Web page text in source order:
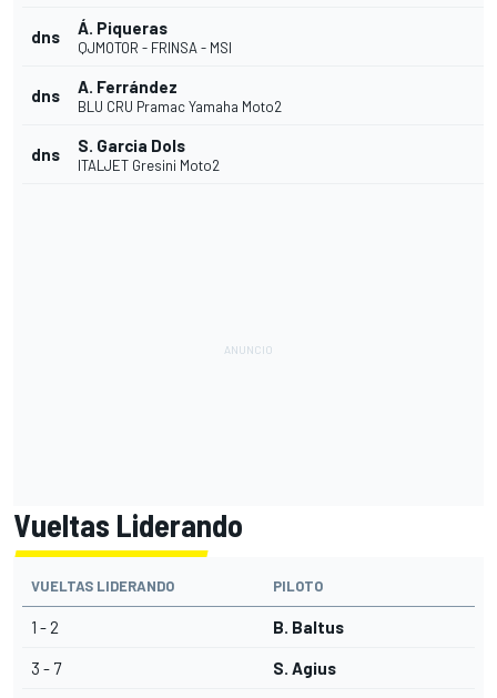
dns Á. Piqueras
QJMOTOR - FRINSA - MSI
dns A. Ferrández
BLU CRU Pramac Yamaha Moto2
dns S. Garcia Dols
ITALJET Gresini Moto2
Vueltas Liderando
VUELTAS LIDERANDO PILOTO
1 - 2 B. Baltus
3 - 7 S. Agius